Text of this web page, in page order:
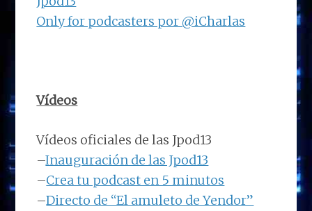
Only for podcasters por @iCharlas
Vídeos
Vídeos oficiales de las Jpod13
–Inauguración de las Jpod13
–Crea tu podcast en 5 minutos
–Directo de “El amuleto de Yendor”